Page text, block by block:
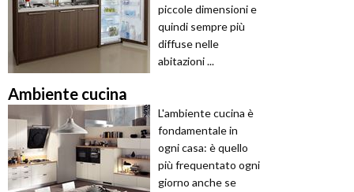
piccole dimensioni e
quindi sempre più
diffuse nelle
abitazioni ...
Ambiente cucina
L'ambiente cucina è
fondamentale in
ogni casa: è quello
più frequentato ogni
giorno anche se